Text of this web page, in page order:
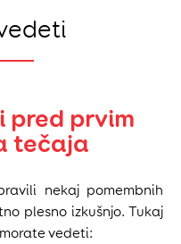
pred prvim
tečaja
nekaj pomembnih
plesno izkušnjo. Tukaj
vedeti: